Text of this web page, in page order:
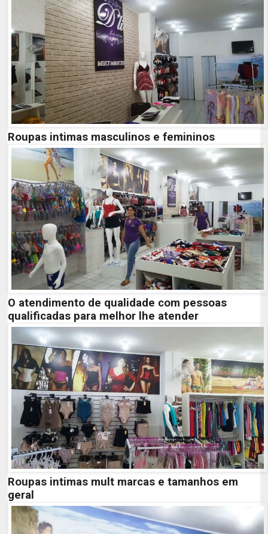
Roupas intimas masculinos e femininos
O atendimento de qualidade com pessoas
qualificadas para melhor lhe atender
Roupas intimas mult marcas e tamanhos em
geral